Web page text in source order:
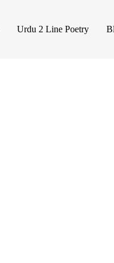
Urdu 2 Line Poetry